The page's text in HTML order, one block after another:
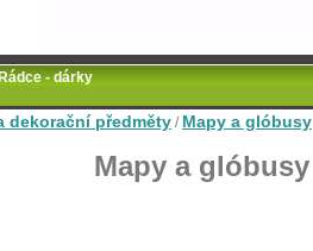
dekorační předměty / Mapy a glóbusy
Mapy a glóbusy
- dárky